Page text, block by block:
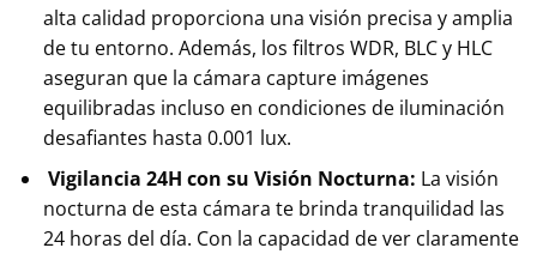
alta calidad proporciona una visión precisa y amplia
de tu entorno. Además, los filtros WDR, BLC y HLC
aseguran que la cámara capture imágenes
equilibradas incluso en condiciones de iluminación
desafiantes hasta 0.001 lux.
Vigilancia 24H con su Visión Nocturna: La visión
nocturna de esta cámara te brinda tranquilidad las
24 horas del día. Con la capacidad de ver claramente